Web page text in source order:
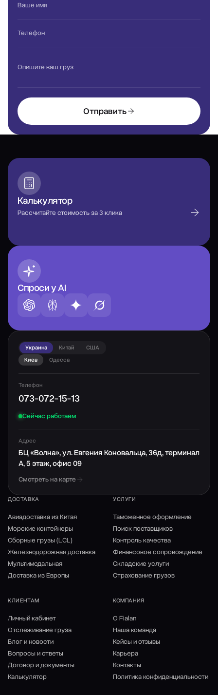
Ваше имя
Телефон
Опишите ваш груз
Отправить
Калькулятор
Рассчитайте стоимость за 3 клика
Спроси у AI
Украина Китай
США
Киев
Одесса
Телефон
073-072-15-13
Сейчас работаем
Адрес
БЦ «Волна», ул. Евгения Коновальца, 36д, терминал
А, 5 этаж, офис 09
Смотреть на карте
ДОСТАВКА
Авиадоставка из Китая
Морские контейнеры
Сборные грузы (LCL)
Железнодорожная доставка
Мультимодальная
Доставка из Европы
УСЛУГИ
Таможенное оформление
Поиск поставщиков
Контроль качества
Финансовое сопровождение
Складские услуги
Страхование грузов
КЛИЕНТАМ
Личный кабинет
Отслеживание груза
Блог и новости
Вопросы и ответы
Договор и документы
Калькулятор
КОМПАНИЯ
О Fialan
Наша команда
Кейсы и отзывы
Карьера
Контакты
Политика конфиденциальности